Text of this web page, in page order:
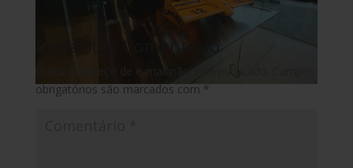
Enviar um Comentário
O seu endereço de e-mail não será publicado.
obrigatórios são marcados com*